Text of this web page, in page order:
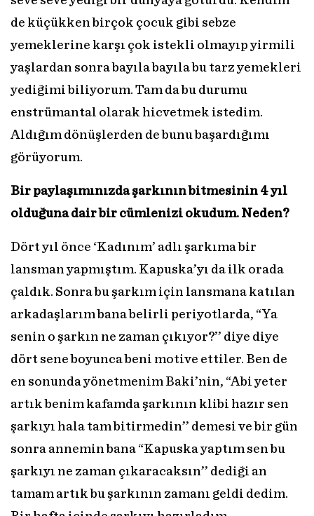
de küçükken birçok çocuk gibi sebze
yemeklerine karşı çok istekli olmayıp yirmili
yaşlardan sonra bayıla bayıla bu tarz yemekleri
yediğimi biliyorum. Tam da bu durumu
enstrümantal olarak hicvetmek istedim.
Aldığım dönüşlerden de bunu başardığımı
görüyorum.
Bir paylaşımınızda şarkının bitmesinin 4 yıl
olduğuna dair bir cümlenizi okudum. Neden?
Dört yıl önce ‘Kadınım’ adlı şarkıma bir
lansman yapmıştım. Kapuska’yı da ilk orada
çaldık. Sonra bu şarkım için lansmana katılan
arkadaşlarım bana belirli periyotlarda, “Ya
senin o şarkın ne zaman çıkıyor?’’ diye diye
dört sene boyunca beni motive ettiler. Ben de
en sonunda yönetmenim Baki’nin, “Abi yeter
artık benim kafamda şarkının klibi hazır sen
şarkıyı hala tam bitirmedin’’ demesi ve bir gün
sonra annemin bana “Kapuska yaptım sen bu
şarkıyı ne zaman çıkaracaksın’’ dediği an
tamam artık bu şarkının zamanı geldi dedim.